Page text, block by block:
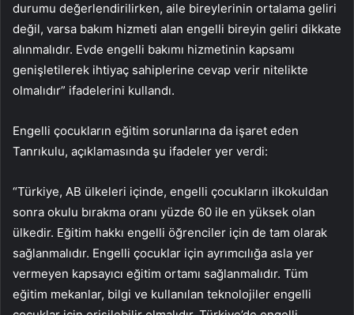
durumu değerlendirilirken, aile bireylerinin ortalama geliri
değil, varsa bakım hizmeti alan engelli bireyin geliri dikkate
alınmalıdır. Evde engelli bakımı hizmetinin kapsamı
genişletilerek ihtiyaç sahiplerine cevap verir nitelikte
olmalıdır” ifadelerini kullandı.
Engelli çocukların eğitim sorunlarına da işaret eden
Tanrıkulu, açıklamasında şu ifadeler yer verdi:
“Türkiye, AB ülkeleri içinde, engelli çocukların ilkokuldan
sonra okulu bırakma oranı yüzde 60 ile en yüksek olan
ülkedir. Eğitim hakkı engelli öğrenciler için de tam olarak
sağlanmalıdır. Engelli çocuklar için ayrımcılığa asla yer
vermeyen kapsayıcı eğitim ortamı sağlanmalıdır. Tüm
eğitim mekanlar, bilgi ve kullanılan teknolojiler engelli